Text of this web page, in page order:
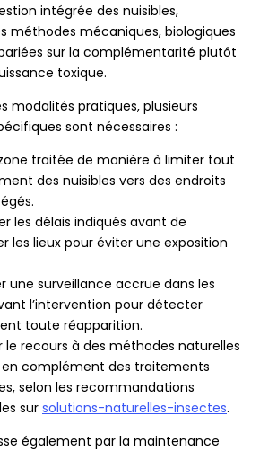
intégrée des nuisibles,
méthodes mécaniques, biologiques
sur la complémentarité plutôt
toxique.
modalités pratiques, plusieurs
sont nécessaires :
traitée de manière à limiter tout
des nuisibles vers des endroits
les délais indiqués avant de
les lieux pour éviter une exposition
une surveillance accrue dans les
l’intervention pour détecter
toute réapparition.
le recours à des méthodes naturelles
en complément des traitements
selon les recommandations
sur solutions-naturelles-insectes.
également par la maintenance